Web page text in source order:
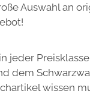
Auswahl an
jeder
dem
wissen